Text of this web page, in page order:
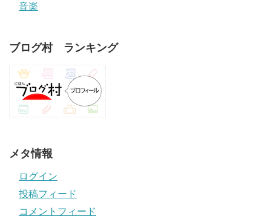
音楽
ブログ村 ランキング
メタ情報
ログイン
投稿フィード
コメントフィード